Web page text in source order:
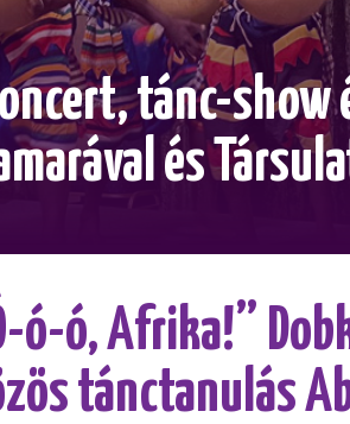
tánc-show
és
ó-ó, Afrika!”
tánctanulás